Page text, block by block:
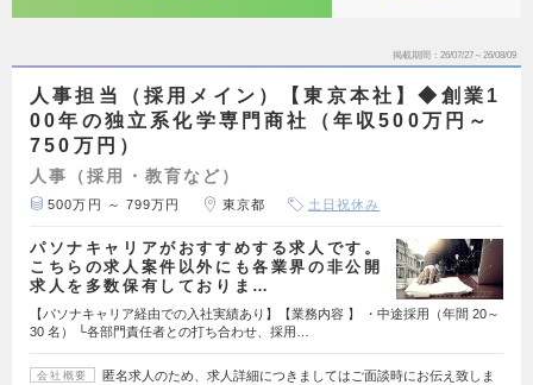
掲載期間 26/07/27～26/08/09
人事担当（採用メイン）【東京本社】◆創業1
00年の独立系化学専門商社（年収500万円～
750万円）
人事（採用・教育など）
500万円 ～ 799万円 東京都 土日祝休み
パソナキャリアがおすすめする求人です。
こちらの求人案件以外にも各業界の非公開
求人を多数保有しておりま…
【パソナキャリア経由での入社実績あり】【業務内容 】 ・中途採用（年間 20～
30 名） └各部門責任者との打ち合わせ、採用…
会社概要
匿名求人のため、求人詳細につきましてはご面談時にお伝え致しま